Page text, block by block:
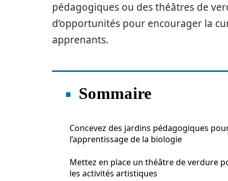
pédagogiques ou des théâtres de
d’opportunités pour encourager la
apprenants.
Sommaire
Concevez des jardins pédagogiques
l’apprentissage de la biologie
Mettez en place un théâtre de verdure
les activités artistiques